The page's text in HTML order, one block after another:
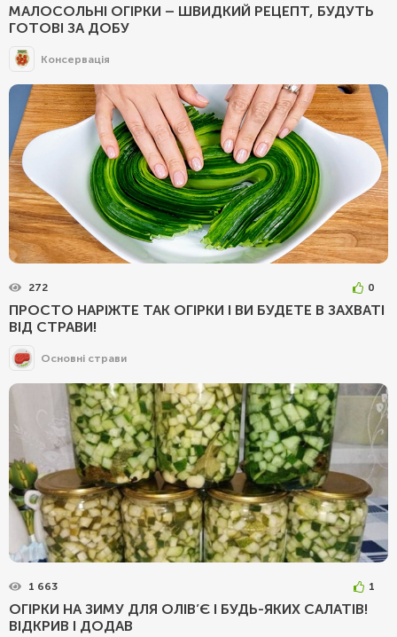
МАЛОСОЛЬНІ ОГІРКИ – ШВИДКИЙ РЕЦЕПТ, БУДУТЬ
ГОТОВІ ЗА ДОБУ
Консервація
272 0
ПРОСТО НАРІЖТЕ ТАК ОГІРКИ І ВИ БУДЕТЕ В ЗАХВАТІ
ВІД СТРАВИ!
Основні страви
1 663 1
ОГІРКИ НА ЗИМУ ДЛЯ ОЛІВ’Є І БУДЬ-ЯКИХ САЛАТІВ!
ВІДКРИВ І ДОДАВ